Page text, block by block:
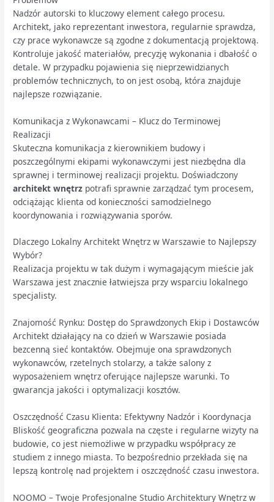
Nadzór autorski to kluczowy element całego procesu.
Architekt, jako reprezentant inwestora, regularnie sprawdza,
czy prace wykonawcze są zgodne z dokumentacją projektową.
Kontroluje jakość materiałów, precyzję wykonania i dbałość o
detale. W przypadku pojawienia się nieprzewidzianych
problemów technicznych, to on jest osobą, która znajduje
najlepsze rozwiązanie.
Komunikacja z Wykonawcami – Klucz do Terminowej
Realizacji
Skuteczna komunikacja z kierownikiem budowy i
poszczególnymi ekipami wykonawczymi jest niezbędna dla
sprawnej i terminowej realizacji projektu. Doświadczony
architekt wnętrz potrafi sprawnie zarządzać tym procesem,
odciążając klienta od konieczności samodzielnego
koordynowania i rozwiązywania sporów.
Dlaczego Lokalny Architekt Wnętrz w Warszawie to Najlepszy
Wybór?
Realizacja projektu w tak dużym i wymagającym mieście jak
Warszawa jest znacznie łatwiejsza przy wsparciu lokalnego
specjalisty.
Znajomość Rynku: Dostęp do Sprawdzonych Ekip i Dostawców
Architekt działający na co dzień w Warszawie posiada
bezcenną sieć kontaktów. Obejmuje ona sprawdzonych
wykonawców, rzetelnych stolarzy, a także salony z
wyposażeniem wnętrz oferujące najlepsze warunki. To
gwarancja jakości i optymalizacji kosztów.
Oszczędność Czasu Klienta: Efektywny Nadzór i Koordynacja
Bliskość geograficzna pozwala na częste i regularne wizyty na
budowie, co jest niemożliwe w przypadku współpracy ze
studiem z innego miasta. To bezpośrednio przekłada się na
lepszą kontrolę nad projektem i oszczędność czasu inwestora.
NOOMO – Twoje Profesjonalne Studio Architektury Wnętrz w